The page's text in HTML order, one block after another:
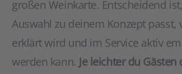
großen Weinkarte. Entscheidend
Auswahl zu deinem Konzept passt,
erklärt wird und im Service aktiv
werden kann. Je leichter du Gästen